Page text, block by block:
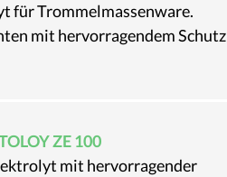
für Trommelmassenware.
mit hervorragendem Schutz
ZE 100
mit hervorragender